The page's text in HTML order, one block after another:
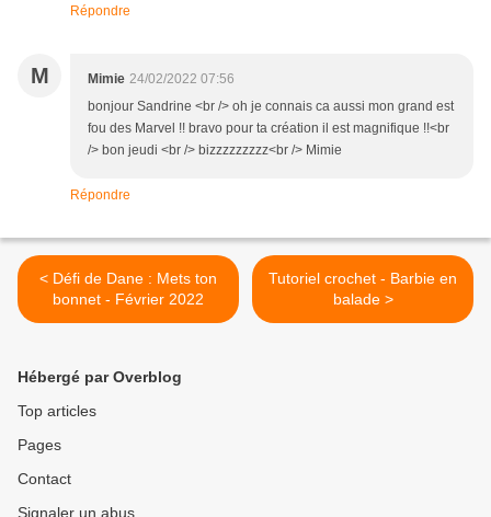
Répondre
M Mimie 24/02/2022 07:56
bonjour Sandrine <br /> oh je connais ca aussi mon grand est
fou des Marvel !! bravo pour ta création il est magnifique !!<br
/> bon jeudi <br /> bizzzzzzzzz<br /> Mimie
Répondre
< Défi de Dane : Mets ton
bonnet - Février 2022
Tutoriel crochet - Barbie en
balade >
Hébergé par Overblog
Top articles
Pages
Contact
Signaler un abus